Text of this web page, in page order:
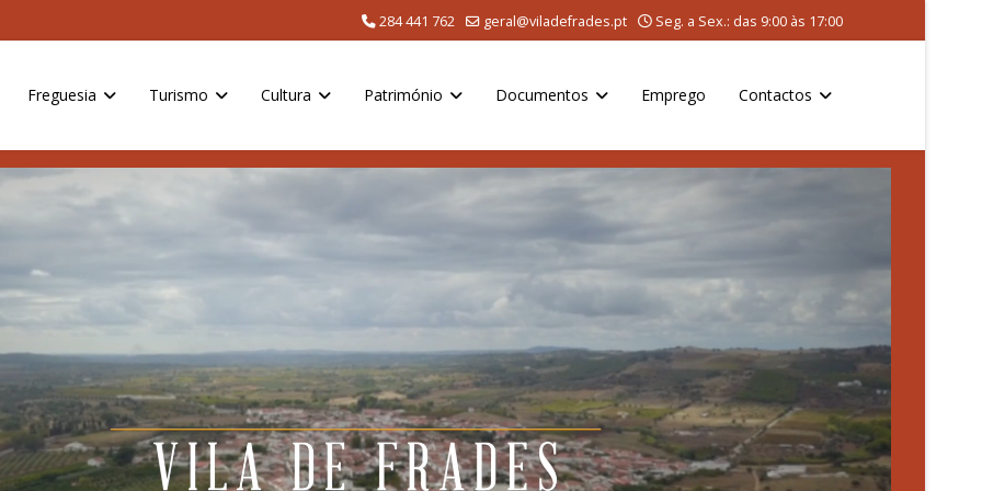
284 441 762 geral@viladefrades.pt Seg. a Sex.: das 9:00 às 17:00
Freguesia Turismo Cultura Património Documentos Emprego Contactos